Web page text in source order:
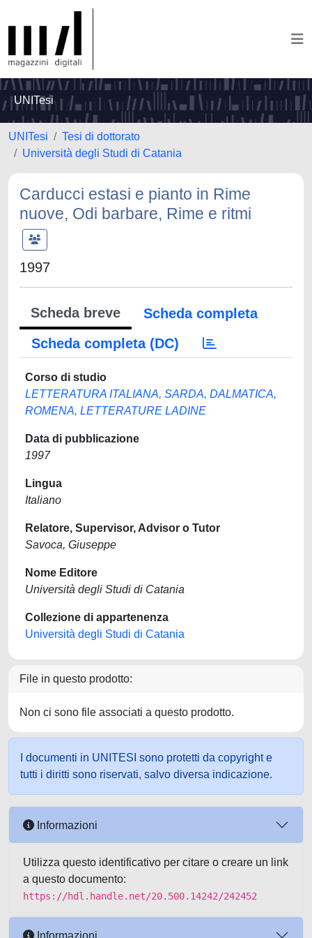
UNITesi
UNITesi
Tesi di dottorato
Università degli Studi di Catania
Carducci estasi e pianto in Rime
nuove, Odi barbare, Rime e ritmi
1997
Scheda breve
Scheda completa
Scheda completa (DC)
Corso di studio
LETTERATURA ITALIANA, SARDA, DALMATICA,
ROMENA, LETTERATURE LADINE
Data di pubblicazione
1997
Lingua
Italiano
Relatore, Supervisor, Advisor o Tutor
Savoca, Giuseppe
Nome Editore
Università degli Studi di Catania
Collezione di appartenenza
Università degli Studi di Catania
File in questo prodotto:
Non ci sono file associati a questo prodotto.
I documenti in UNITESI sono protetti da copyright e
tutti i diritti sono riservati, salvo diversa indicazione.
Informazioni
Utilizza questo identificativo per citare o creare un link
a questo documento:
https://hdl.handle.net/20.500.14242/242452
Informazioni